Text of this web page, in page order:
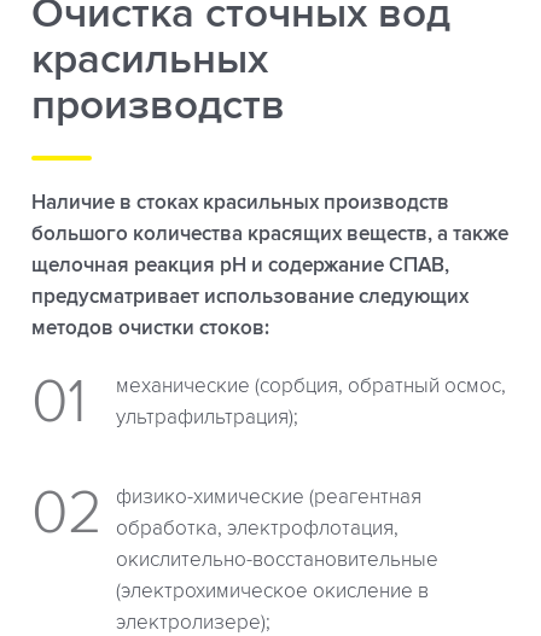
Очистка сточных вод
красильных
производств
Наличие в стоках красильных производств
большого количества красящих веществ, а также
щелочная реакция рН и содержание СПАВ,
предусматривает использование следующих
методов очистки стоков:
механические (сорбция, обратный осмос,
ультрафильтрация);
физико-химические (реагентная
обработка, электрофлотация,
окислительно-восстановительные
(электрохимическое окисление в
электролизере);